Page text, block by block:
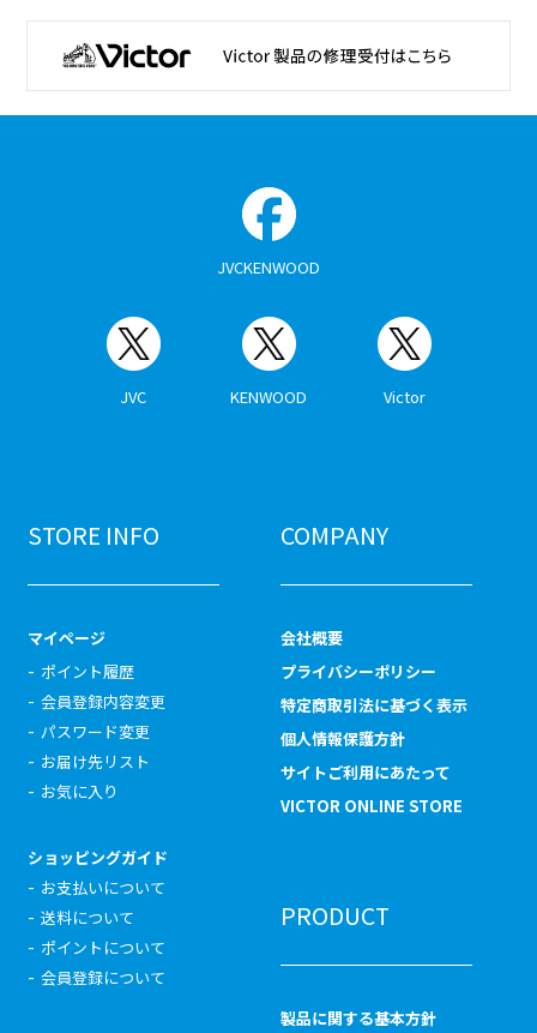
JVCKENWOOD
JVC KENWOOD Victor
STORE INFO
マイページ
ポイント履歴
会員登録内容変更
パスワード変更
お届け先リスト
お気に入り
ショッピングガイド
お支払いについて
送料について
ポイントについて
会員登録について
COMPANY
会社概要
プライバシーポリシー
特定商取引法に基づく表示
個人情報保護方針
サイトご利用にあたって
VICTOR ONLINE STORE
PRODUCT
製品に関する基本方針